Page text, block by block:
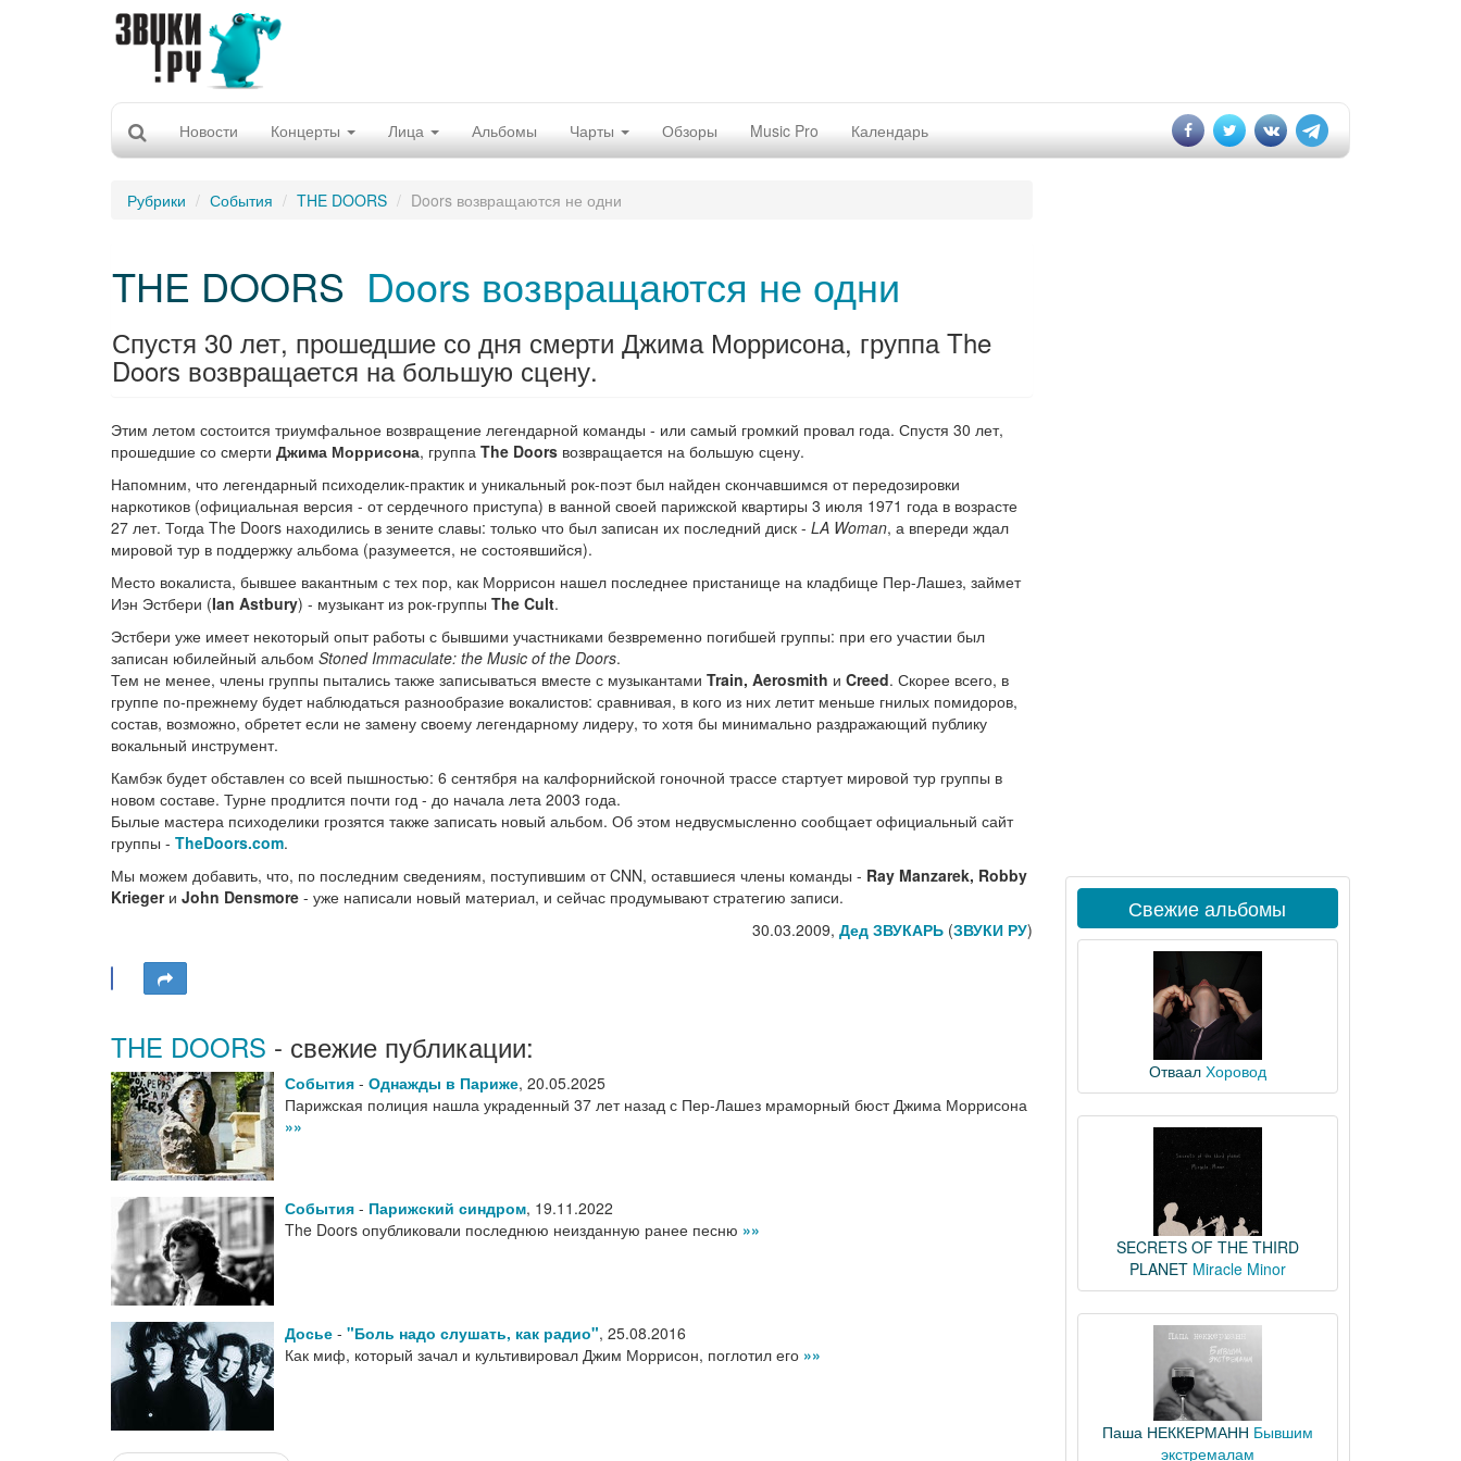
Новости Концерты Лица Альбомы Чарты Обзоры Music Pro Календарь
Рубрики События THE DOORS Doors возвращаются не одни
THE DOORS Doors возвращаются не одни
Спустя 30 лет, прошедшие со дня смерти Джима Моррисона, группа The
Doors возвращается на большую сцену.
Этим летом состоится триумфальное возвращение легендарной команды - или самый громкий провал года. Спустя 30 лет,
прошедшие со смерти Джима Моррисона, группа The Doors возвращается на большую сцену.
Напомним, что легендарный психоделик-практик и уникальный рок-поэт был найден скончавшимся от передозировки
наркотиков (официальная версия - от сердечного приступа) в ванной своей парижской квартиры 3 июля 1971 года в возрасте
27 лет. Тогда The Doors находились в зените славы: только что был записан их последний диск - LA Woman, а впереди ждал
мировой тур в поддержку альбома (разумеется, не состоявшийся).
Место вокалиста, бывшее вакантным с тех пор, как Моррисон нашел последнее пристанище на кладбище Пер-Лашез, займет
Иэн Эстбери (Ian Astbury) - музыкант из рок-группы The Cult.
Эстбери уже имеет некоторый опыт работы с бывшими участниками безвременно погибшей группы: при его участии был
записан юбилейный альбом Stoned Immaculate: the Music of the Doors.
Тем не менее, члены группы пытались также записываться вместе с музыкантами Train, Aerosmith и Creed. Скорее всего, в
группе по-прежнему будет наблюдаться разнообразие вокалистов: сравнивая, в кого из них летит меньше гнилых помидоров,
состав, возможно, обретет если не замену своему легендарному лидеру, то хотя бы минимально раздражающий публику
вокальный инструмент.
Камбэк будет обставлен со всей пышностью: 6 сентября на калфорнийской гоночной трассе стартует мировой тур группы в
новом составе. Турне продлится почти год - до начала лета 2003 года.
Былые мастера психоделики грозятся также записать новый альбом. Об этом недвусмысленно сообщает официальный сайт
группы - TheDoors.com.
Мы можем добавить, что, по последним сведениям, поступившим от CNN, оставшиеся члены команды - Ray Manzarek, Robby
Kriegerи John Densmore - уже написали новый материал, и сейчас продумывают стратегию записи.
30.03.2009, Дед ЗВУКАРЬ(ЗВУКИ РУ)
THE DOORS - свежие публикации:
События - Однажды в Париже, 20.05.2025
Парижская полиция нашла украденный 37 лет назад с Пер-Лашез мраморный бюст Джима Моррисона
»»
События - Парижский синдром, 19.11.2022
The Doors опубликовали последнюю неизданную ранее песню »»
Досье - "Боль надо слушать, как радио", 25.08.2016
Как миф, который зачал и культивировал Джим Моррисон, поглотил его »»
Свежие альбомы
Отваал Хоровод
SECRETS OF THE THIRD
PLANET Miracle Minor
Паша НЕККЕРМАНН Бывшим
экстремалам